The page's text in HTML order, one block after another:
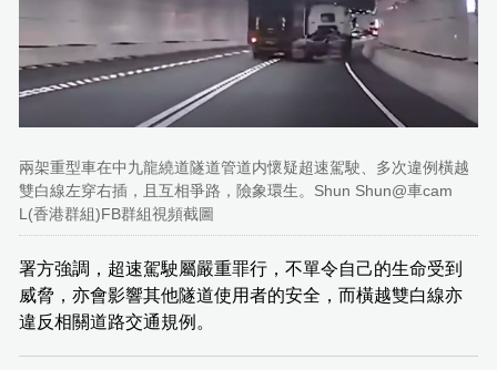
兩架重型車在中九龍繞道隧道管道内懷疑超速駕駛、多次違例橫越
雙白線左穿右插，且互相爭路，險象環生。Shun Shun@車cam
L(香港群組)FB群組視頻截圖
署方強調，超速駕駛屬嚴重罪行，不單令自己的生命受到
威脅，亦會影響其他隧道使用者的安全，而橫越雙白線亦
違反相關道路交通規例。